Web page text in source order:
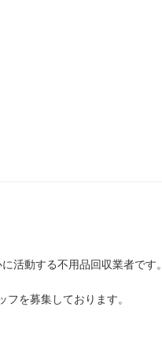
活動する不用品回収業者です。
を募集しております。